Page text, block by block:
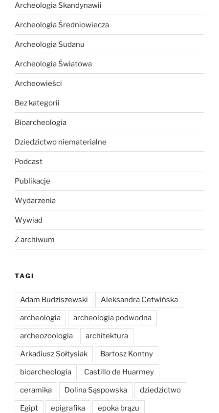
Archeologia Skandynawii
Archeologia Średniowiecza
Archeologia Sudanu
Archeologia Światowa
Archeowieści
Bez kategorii
Bioarcheologia
Dziedzictwo niematerialne
Podcast
Publikacje
Wydarzenia
Wywiad
Z archiwum
TAGI
Adam Budziszewski Aleksandra Cetwińska
archeologia archeologia podwodna
archeozoologia architektura
Arkadiusz Sołtysiak Bartosz Kontny
bioarcheologia Castillo de Huarmey
ceramika Dolina Sąspowska dziedzictwo
Egipt epigrafika epoka brązu